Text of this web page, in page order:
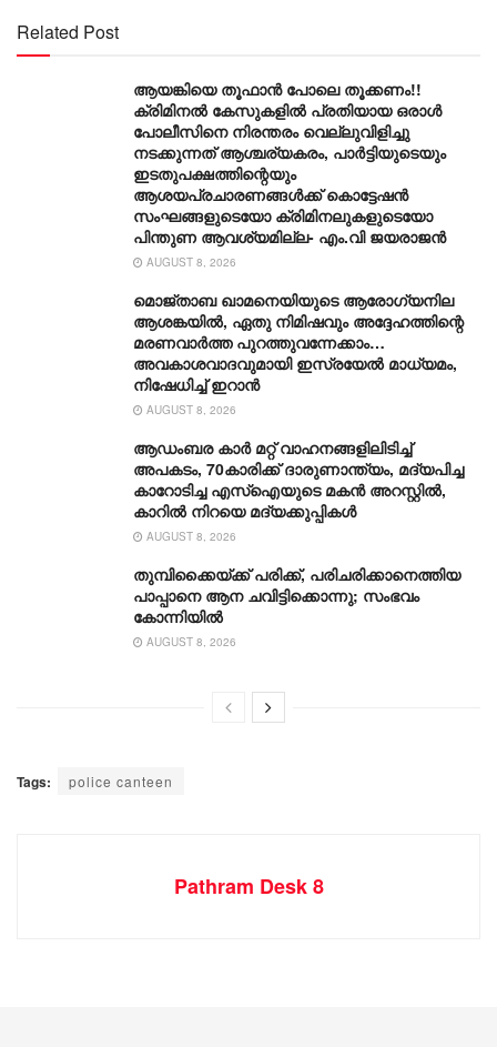
Related Post
ആയങ്കിയെ തൂഫാൻ പോലെ തൂക്കണം!!
ക്രിമിനൽ കേസുകളിൽ പ്രതിയായ ഒരാൾ
പോലീസിനെ നിരന്തരം വെല്ലുവിളിച്ചു
നടക്കുന്നത് ആശ്ചര്യകരം, പാർട്ടിയുടെയും
ഇടതുപക്ഷത്തിന്റെയും
ആശയപ്രചാരണങ്ങൾക്ക് കൊട്ടേഷൻ
സംഘങ്ങളുടെയോ ക്രിമിനലുകളുടെയോ
പിന്തുണ ആവശ്യമില്ല- എം.വി ജയരാജൻ
AUGUST 8, 2026
മൊജ്താബ ഖാമനെയിയുടെ ആരോ​ഗ്യനില
ആശങ്കയിൽ, ഏതു നിമിഷവും അദ്ദേഹത്തിന്റെ
മരണവാർത്ത പുറത്തുവന്നേക്കാം…
അവകാശവാദവുമായി ഇസ്രയേൽ മാധ്യമം,
നിഷേധിച്ച് ഇറാൻ
AUGUST 8, 2026
ആഡംബര കാര്‍ മറ്റ് വാഹനങ്ങളിലിടിച്ച്
അപകടം, 70കാരിക്ക് ദാരുണാന്ത്യം, മദ്യപിച്ച
കാറോടിച്ച എസ്ഐയുടെ മകന്‍ അറസ്റ്റില്‍,
കാറില്‍ നിറയെ മദ്യക്കുപ്പികള്‍
AUGUST 8, 2026
തുമ്പിക്കൈയ്ക്ക് പരിക്ക്, പരിചരിക്കാനെത്തിയ
പാപ്പാനെ ആന ചവിട്ടിക്കൊന്നു; സംഭവം
കോന്നിയിൽ
AUGUST 8, 2026
Tags: police canteen
Pathram Desk 8